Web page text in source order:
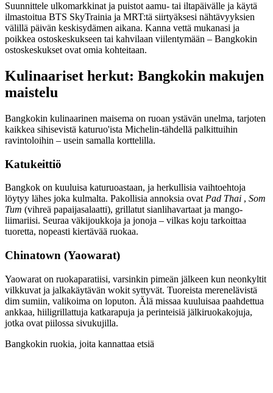
Suunnittele ulkomarkkinat ja puistot aamu- tai iltapäivälle ja käytä
ilmastoitua BTS SkyTrainia ja MRT:tä siirtyäksesi nähtävyyksien
välillä päivän keskisydämen aikana. Kanna vettä mukanasi ja
poikkea ostoskeskukseen tai kahvilaan viilentymään – Bangkokin
ostoskeskukset ovat omia kohteitaan.
Kulinaariset herkut: Bangkokin makujen
maistelu
Bangkokin kulinaarinen maisema on ruoan ystävän unelma, tarjoten
kaikkea sihisevistä katuruo'ista Michelin-tähdellä palkittuihin
ravintoloihin – usein samalla korttelilla.
Katukeittiö
Bangkok on kuuluisa katuruoastaan, ja herkullisia vaihtoehtoja
löytyy lähes joka kulmalta. Pakollisia annoksia ovat Pad Thai , Som
Tum (vihreä papaijasalaatti), grillatut sianlihavartaat ja mango-
liimariisi. Seuraa väkijoukkoja ja jonoja – vilkas koju tarkoittaa
tuoretta, nopeasti kiertävää ruokaa.
Chinatown (Yaowarat)
Yaowarat on ruokaparatiisi, varsinkin pimeän jälkeen kun neonkyltit
vilkkuvat ja jalkakäytävän wokit syttyvät. Tuoreista merenelävistä
dim sumiin, valikoima on loputon. Älä missaa kuuluisaa paahdettua
ankkaa, hiiligrillattuja katkarapuja ja perinteisiä jälkiruokakojuja,
jotka ovat piilossa sivukujilla.
Bangkokin ruokia, joita kannattaa etsiä